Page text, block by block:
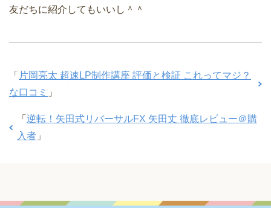
友だちに紹介してもいいし＾＾
「 片岡亮太 超速LP制作講座 評価と検証 これってマジ？
な口コミ 」
「 逆転！矢田式リバーサルFX 矢田丈 徹底レビュー＠購
入者 」